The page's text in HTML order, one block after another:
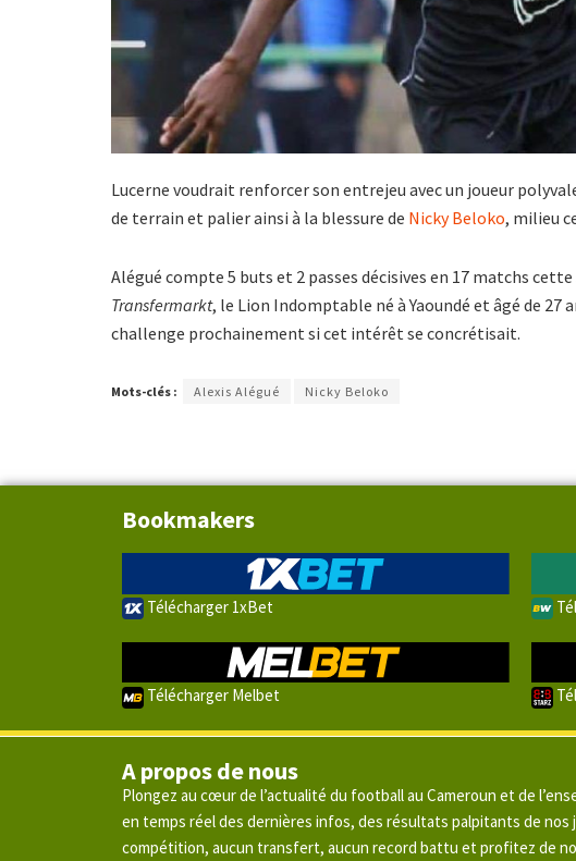
Lucerne voudrait renforcer son entrejeu avec un joueur
de terrain et palier ainsi à la blessure de Nicky Beloko, milieu
Alégué compte 5 buts et 2 passes décisives en 17 matchs cette
Transfermarkt, le Lion Indomptable né à Yaoundé et âgé de 27
challenge prochainement si cet intérêt se concrétisait.
Mots-clés : Alexis Alégué Nicky Beloko
Bookmakers
Télécharger 1xBet
Télécharger Melbet
A propos de nous
Plongez au cœur de l’actualité du football au Cameroun et de
en temps réel des dernières infos, des résultats palpitants de
compétition, aucun transfert, aucun record battu et profitez de